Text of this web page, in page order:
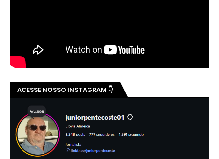
ACESSE NOSSO INSTAGRAM 👇